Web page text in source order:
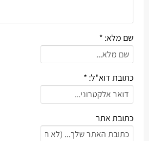
שם מלא: *
כתובת דוא"ל: *
כתובת אתר